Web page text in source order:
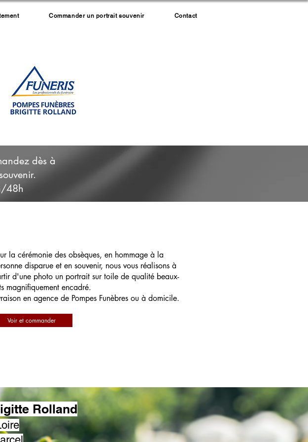
Commander un portrait souvenir Contact
dès à
48h
la cérémonie des obsèques, en hommage à la
disparue et en souvenir, nous vous réalisons à
d'une photo un portrait sur toile de qualité beaux-
magnifiquement encadré.
en agence de Pompes Funèbres ou à domicile.
Voir et commander
Rolland